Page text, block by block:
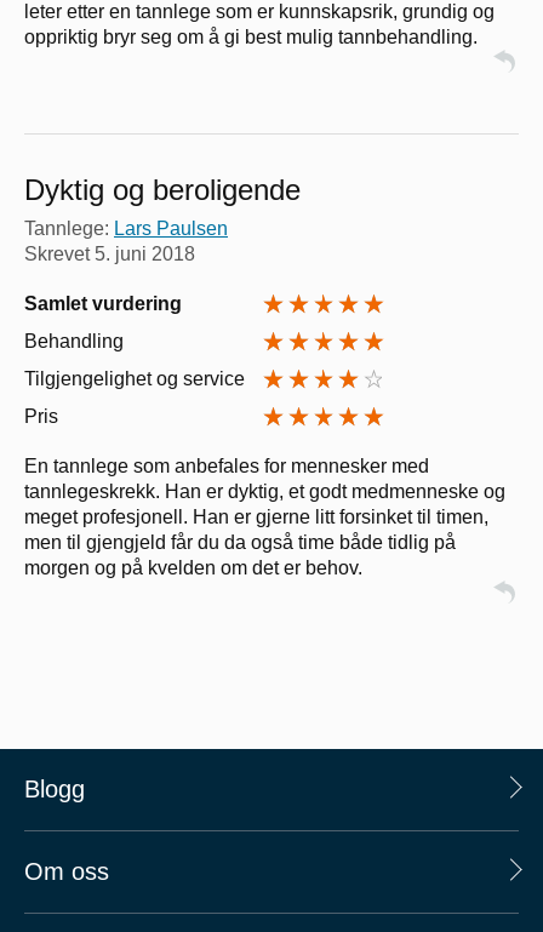
leter etter en tannlege som er kunnskapsrik, grundig og
oppriktig bryr seg om å gi best mulig tannbehandling.
Dyktig og beroligende
Tannlege: Lars Paulsen
Skrevet 5. juni 2018
Samlet vurdering
Behandling
Tilgjengelighet og service
Pris
En tannlege som anbefales for mennesker med
tannlegeskrekk. Han er dyktig, et godt medmenneske og
meget profesjonell. Han er gjerne litt forsinket til timen,
men til gjengjeld får du da også time både tidlig på
morgen og på kvelden om det er behov.
Blogg
Om oss